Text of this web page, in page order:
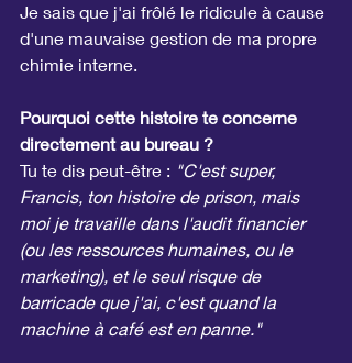
Je sais que j'ai frôlé le ridicule à cause
d'une mauvaise gestion de ma propre
chimie interne.
Pourquoi cette histoire te concerne
directement au bureau ?
Tu te dis peut-être : "C'est super,
Francis, ton histoire de prison, mais
moi je travaille dans l'audit financier
(ou les ressources humaines, ou le
marketing), et le seul risque de
barricade que j'ai, c'est quand la
machine à café est en panne."